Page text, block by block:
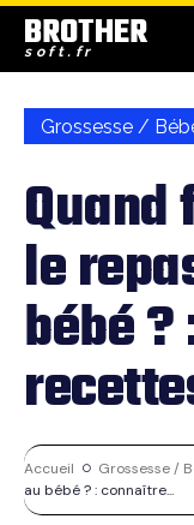
BROTHER
soft.fr
Grossesse /
le
bébé
Accueil Grossesse /
au bébé ? : connaître...